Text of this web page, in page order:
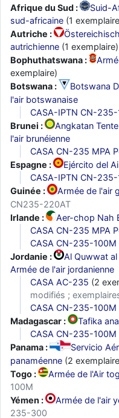
Afrique du Sud :
Suid-
sud-africaine (1
Autriche :
autrichienne (1
Bophuthatswana :
exemplaire)
Botswana :
Botswana
l'air botswanaise
CASA-IPTN CN-235-
Brunei :
Angkatan
l'air brunéienne
CASA CN-235 MPA
Espagne :
Ejército del
CASA-IPTN CN-235-
Guinée :
Armée de l'air
CN235-220AT
Irlande :
Aer-chop Nah
CASA CN-235 MPA
CASA CN-235-100M
Jordanie :
Al Quwwat
Armée de l'air jordanienne
CASA AC-235 (2
modifiés ;
CASA CN-235-100M
Madagascar :
Tafika
CASA CN-235-100M
Panama :
Servicio
panaméenne (2
Togo :
Armée de l'Air
100M
Yémen :
Armée de l'air
235-300